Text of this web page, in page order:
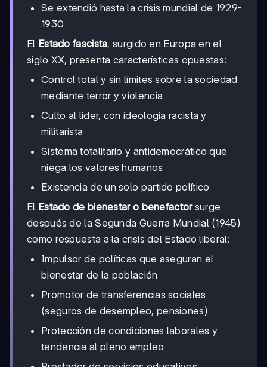
Se extendió hasta la crisis mundial de 1929-
1930
El Estado fascista, surgido en Europa en el
siglo XX, presenta características opuestas:
Control total y sin límites sobre la sociedad
mediante terror y violencia
Culto al líder, con ideología racista y
militarista
Sistema totalitario y antidemocrático que
niega los valores humanos
Existencia de un solo partido político
El Estado de bienestar o benefactorsurge
después de la Segunda Guerra Mundial (1945)
como respuesta a la crisis del Estado liberal:
Impulsor de políticas que aseguran el
bienestar de la población
Promotor de transferencias sociales
(seguros de desempleo, pensiones)
Protección de condiciones laborales y
tendencia al pleno empleo